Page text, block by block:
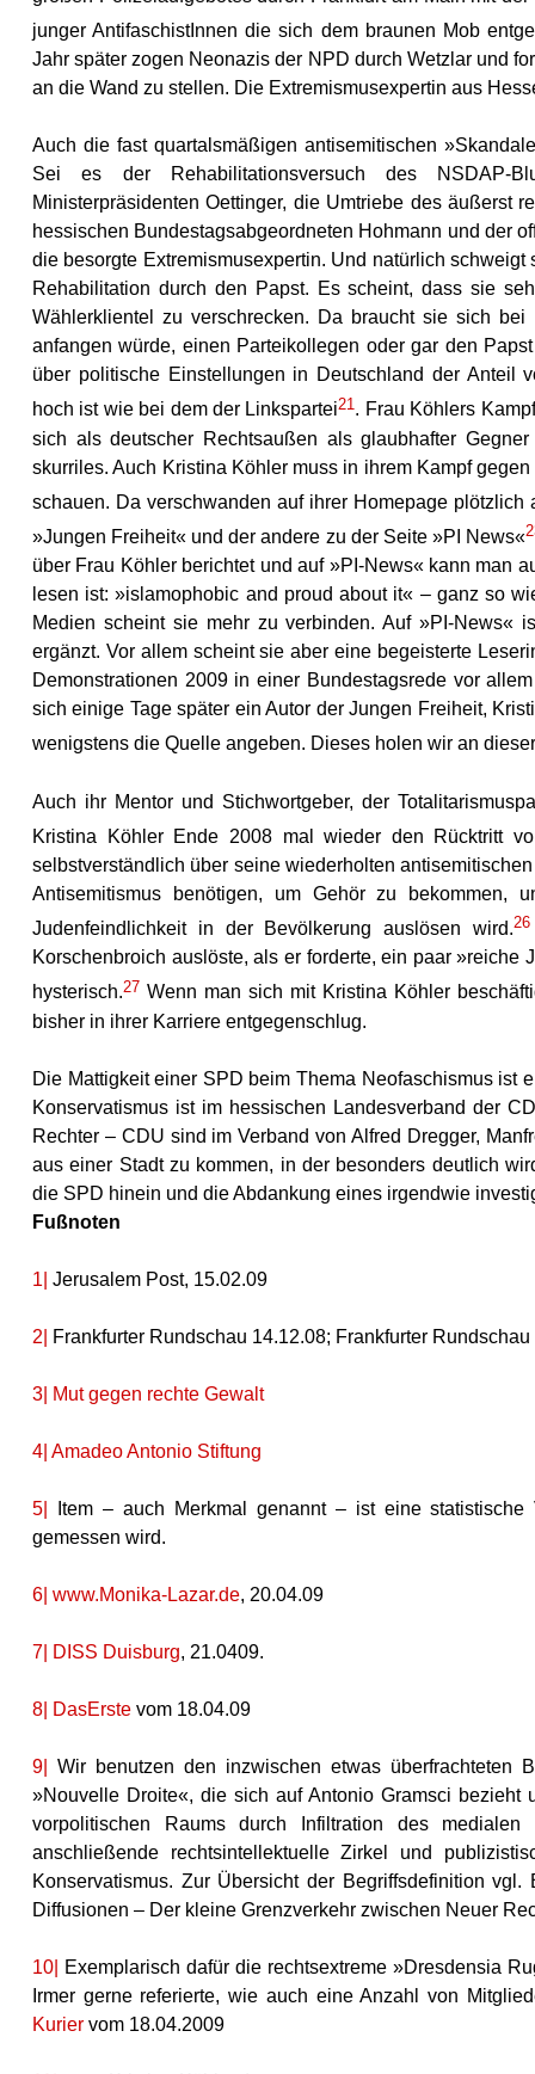
junger AntifaschistInnen die sich dem braunen Mob
Jahr später zogen Neonazis der NPD durch Wetzlar und
an die Wand zu stellen. Die Extremismusexpertin aus
Auch die fast quartalsmäßigen antisemitischen
Sei es der Rehabilitationsversuch des NSDAP-
Ministerpräsidenten Oettinger, die Umtriebe des äußerst
hessischen Bundestagsabgeordneten Hohmann und der
die besorgte Extremismusexpertin. Und natürlich
Rehabilitation durch den Papst. Es scheint, dass sie
Wählerklientel zu verschrecken. Da braucht sie sich
anfangen würde, einen Parteikollegen oder gar den
über politische Einstellungen in Deutschland der Anteil
hoch ist wie bei dem der Linkspartei21 . Frau Köhlers
sich als deutscher Rechtsaußen als glaubhafter
skurriles. Auch Kristina Köhler muss in ihrem Kampf
schauen. Da verschwanden auf ihrer Homepage plötzlich
»Jungen Freiheit« und der andere zu der Seite »PI News«
über Frau Köhler berichtet und auf »PI-News« kann man
lesen ist: »islamophobic and proud about it« – ganz so
Medien scheint sie mehr zu verbinden. Auf »PI-News«
ergänzt. Vor allem scheint sie aber eine begeisterte
Demonstrationen 2009 in einer Bundestagsrede vor
sich einige Tage später ein Autor der Jungen Freiheit,
wenigstens die Quelle angeben. Dieses holen wir an
Auch ihr Mentor und Stichwortgeber, der
Kristina Köhler Ende 2008 mal wieder den Rücktritt
selbstverständlich über seine wiederholten
Antisemitismus benötigen, um Gehör zu bekommen,
Judenfeindlichkeit in der Bevölkerung auslösen wird.26
Korschenbroich auslöste, als er forderte, ein paar
hysterisch.27 Wenn man sich mit Kristina Köhler
bisher in ihrer Karriere entgegenschlug.
Die Mattigkeit einer SPD beim Thema Neofaschismus ist
Konservatismus ist im hessischen Landesverband der
Rechter – CDU sind im Verband von Alfred Dregger,
aus einer Stadt zu kommen, in der besonders deutlich
die SPD hinein und die Abdankung eines irgendwie
Fußnoten
1| Jerusalem Post, 15.02.09
2| Frankfurter Rundschau 14.12.08; Frankfurter Rundschau
3| Mut gegen rechte Gewalt
4| Amadeo Antonio Stiftung
5|
Item – auch Merkmal genannt – ist eine statistische
gemessen wird.
6| www.Monika-Lazar.de, 20.04.09
7| DISS Duisburg, 21.0409.
8| DasErste vom 18.04.09
9|
Wir benutzen den inzwischen etwas überfrachteten
»Nouvelle Droite«, die sich auf Antonio Gramsci
vorpolitischen Raums durch Infiltration des
anschließende rechtsintellektuelle Zirkel und
Konservatismus. Zur Übersicht der Begriffsdefinition
Diffusionen – Der kleine Grenzverkehr zwischen Neuer
10|
Exemplarisch dafür die rechtsextreme »Dresdensia
Irmer gerne referierte, wie auch eine Anzahl von
Kurier vom 18.04.2009